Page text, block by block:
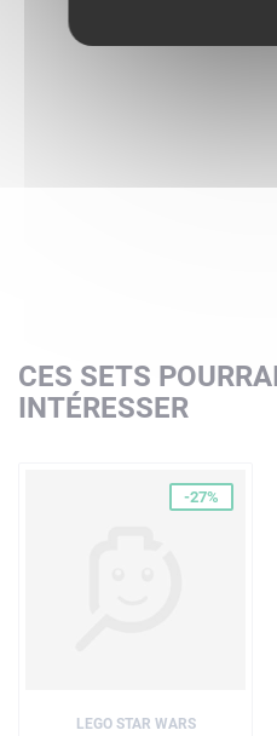
CES SETS
INTÉRESSER
-27%
LEGO STAR WARS